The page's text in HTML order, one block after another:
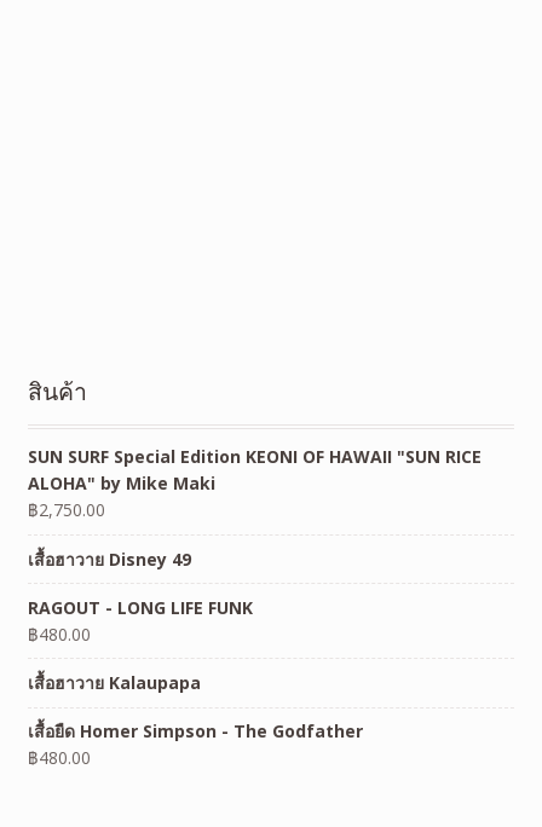
สินค้า
SUN SURF Special Edition KEONI OF HAWAII "SUN RICE
ALOHA" by Mike Maki
฿2,750.00
เสื้อฮาวาย Disney 49
RAGOUT - LONG LIFE FUNK
฿480.00
เสื้อฮาวาย Kalaupapa
เสื้อยืด Homer Simpson - The Godfather
฿480.00